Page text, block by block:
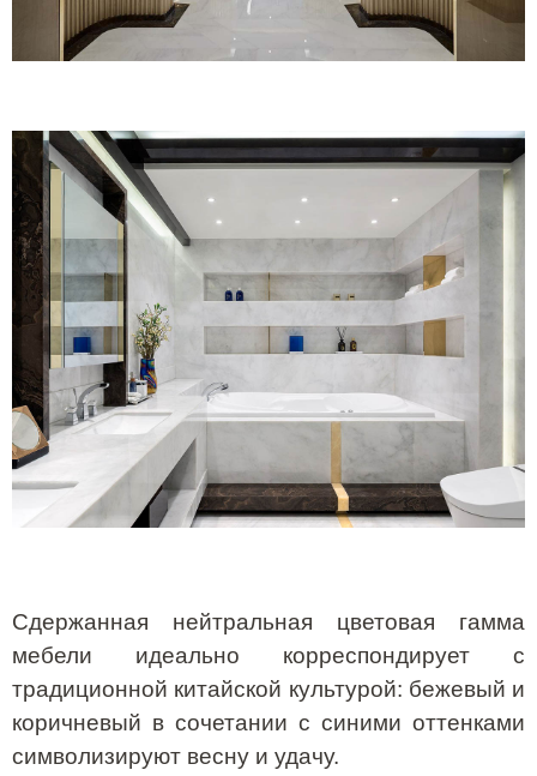
Сдержанная нейтральная цветовая гамма
мебели идеально корреспондирует с
традиционной китайской культурой: бежевый и
коричневый в сочетании с синими оттенками
символизируют весну и удачу.